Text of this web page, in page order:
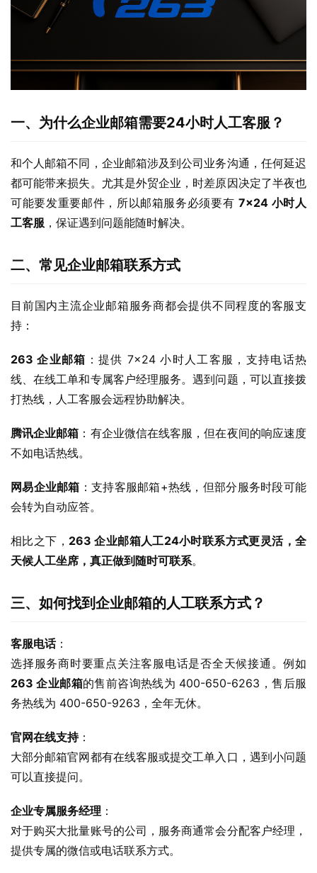
一、为什么企业邮箱需要24小时人工客服？
和个人邮箱不同，企业邮箱涉及到公司业务沟通，任何延迟
都可能带来损失。尤其是外贸企业，时差原因决定了半夜也
可能要发重要邮件，所以邮箱服务必须要有 7×24 小时人
工客服 ，保证遇到问题能随时解决。
二、常见企业邮箱联系方式
目前国内主流企业邮箱服务商都会提供不同程度的客服支
持：
263 企业邮箱 ：提供 7×24 小时人工客服，支持电话热
线、在线工单和专属客户经理服务。遇到问题，可以直接拨
打热线，人工客服会远程协助解决。
腾讯企业邮箱 ：有企业微信在线客服，但在夜间的响应速度
不如电话热线。
网易企业邮箱 ：支持客服邮箱+热线，但部分服务时段可能
会转为自动应答。
相比之下， 263 企业邮箱人工24小时联系方式更灵活，全
天候人工坐席，真正做到随时可联系。
三、如何找到企业邮箱的人工联系方式？
客服电话：
263 企业邮箱的售前咨询热线为 400-650-6263，售后服
务热线为 400-650-9263，全年无休。
官网在线支持：
大部分邮箱官网都有在线客服或提交工单入口，遇到小问题
可以直接提问。
企业专属服务经理 ：
对于购买大批量账号的公司，服务商通常会分配客户经理，
提供专属的微信或电话联系方式。